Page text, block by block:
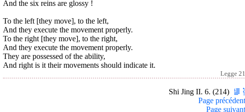
And the six reins are glossy !
To the left [they move], to the left,
And they execute the movement properly.
To the right [they move], to the right,
And they execute the movement properly.
They are possessed of the ability,
And right is it their movements should indicate it.
Legge
Shi Jing II. 6. (214)
Page
Page